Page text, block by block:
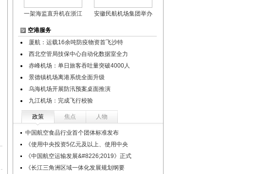
一架海监直升机在浙江 安徽民航机场集团举办
空港服务
厦航：运载16余吨防疫物资首飞沙特
西北空管局技保中心自动化数据室全力
赤峰机场：单日旅客吞吐量突破4000人
景德镇机场离港系统全面升级
乌海机场开展防汛预案桌面推演
九江机场：完成飞行校验
政策 焦点 人物
中国航空食品行业首个团体标准发布
《使用中央投资5亿元及以上、使用中央
《中国航空运输发展&#8226;2019》正式
《长江三角洲区域一体化发展规划纲要